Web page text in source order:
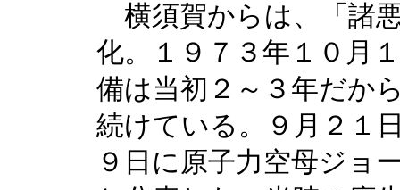
横須賀からは、「諸
化。１９７３年１０月
備は当初２～３年だか
続けている。９月２１
９日に原子力空母ジョ